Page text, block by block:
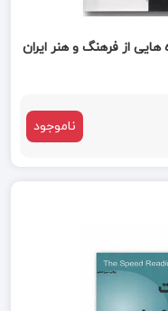
ناموجود